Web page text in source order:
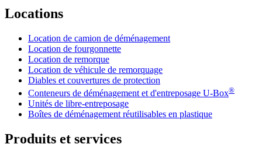
Locations
Location de camion de déménagement
Location de fourgonnette
Location de remorque
Location de véhicule de remorquage
Diables et couvertures de protection
Conteneurs de déménagement et d'entreposage U-Box®
Unités de libre-entreposage
Boîtes de déménagement réutilisables en plastique
Produits et services